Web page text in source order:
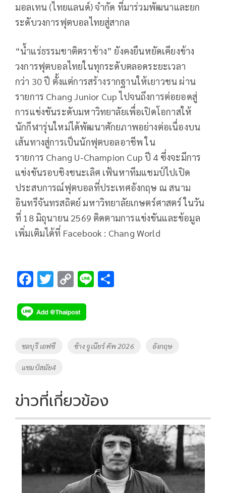
มอลเทน (ไทยแลนด์) จำกัด ที่มาร่วมพัฒนาและยก
ระดับวงการฟุตบอลไทยสู่สากล
“น้ำแร่ธรรมชาติตราช้าง” ยังคงยืนหยัดเคียงข้าง
วงการฟุตบอลไทยในทุกระดับตลอดระยะเวลา
กว่า 30ปี ตั้งแต่การสร้างรากฐานให้เยาวชน ผ่าน
รายการ Chang Junior Cupไปจนถึงการต่อยอดสู่
การแข่งขันระดับมหาวิทยาลัยเพื่อเปิดโอกาสให้
นักกีฬารุ่นใหม่ได้พัฒนาศักยภาพอย่างต่อเนื่องบน
เส้นทางสู่การเป็นนักฟุตบอลอาชีพ ใน
รายการ Chang U-Champion Cupปี 4 ซึ่งจะมีการ
แข่งขันรอบชิงชนะเลิศ เฟ้นหาทีมแชมป์ไปเปิด
ประสบการณ์ฟุตบอลที่ประเทศอังกฤษ ณ สนาม
อินทรีจันทรสถิตย์ มหาวิทยาลัยเกษตร์ศาสตร์ ในวัน
ที่ 18 มิถุนายน 2569 ติดตามการแข่งขันและข้อมูล
เพิ่มเติมได้ที่ Facebook : Chang World
F
e
b
o
o
k
T
tt
er
C
p
y
Li
Li
Tags
ชลบุรี เอฟซี ช้าง จูเนียร์ คัพ 2026 อังกฤษ
แชมป์สมัย4
ข่าวที่เกี่ยวข้อง